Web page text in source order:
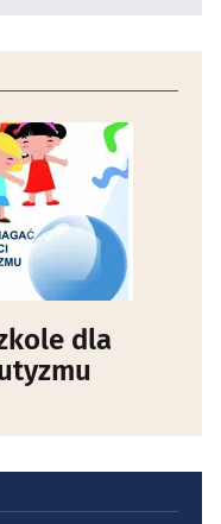
dla